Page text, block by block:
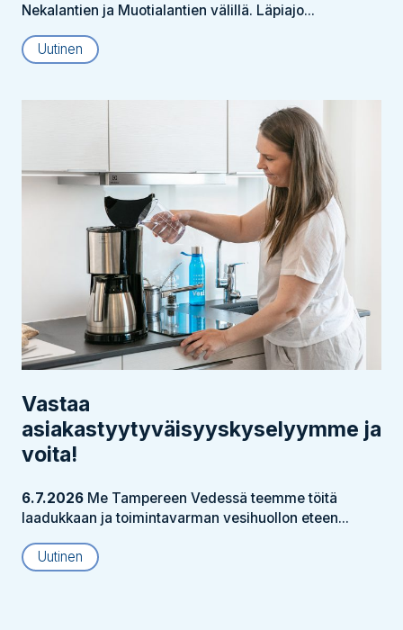
Nekalantien ja Muotialantien välillä. Läpiajo...
Uutinen
Vastaa
asiakastyytyväisyyskyselyymme ja
voita!
6.7.2026 Me Tampereen Vedessä teemme töitä
laadukkaan ja toimintavarman vesihuollon eteen...
Uutinen